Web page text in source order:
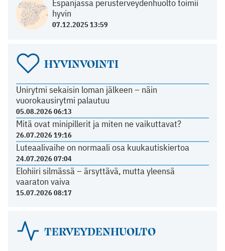
Espanjassa perusterveydenhuolto toimii
hyvin
07.12.2025 13:59
HYVINVOINTI
Unirytmi sekaisin loman jälkeen – näin
vuorokausirytmi palautuu
05.08.2026 06:13
Mitä ovat minipillerit ja miten ne vaikuttavat?
26.07.2026 19:16
Luteaalivaihe on normaali osa kuukautiskiertoa
24.07.2026 07:04
Elohiiri silmässä – ärsyttävä, mutta yleensä
vaaraton vaiva
15.07.2026 08:17
TERVEYDENHUOLTO